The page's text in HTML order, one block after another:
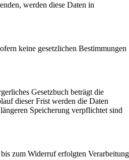
werden diese Daten in
keine gesetzlichen Bestimmungen
Gesetzbuch beträgt die
dieser Frist werden die Daten
Speicherung verpflichtet sind
zum Widerruf erfolgten Verarbeitung